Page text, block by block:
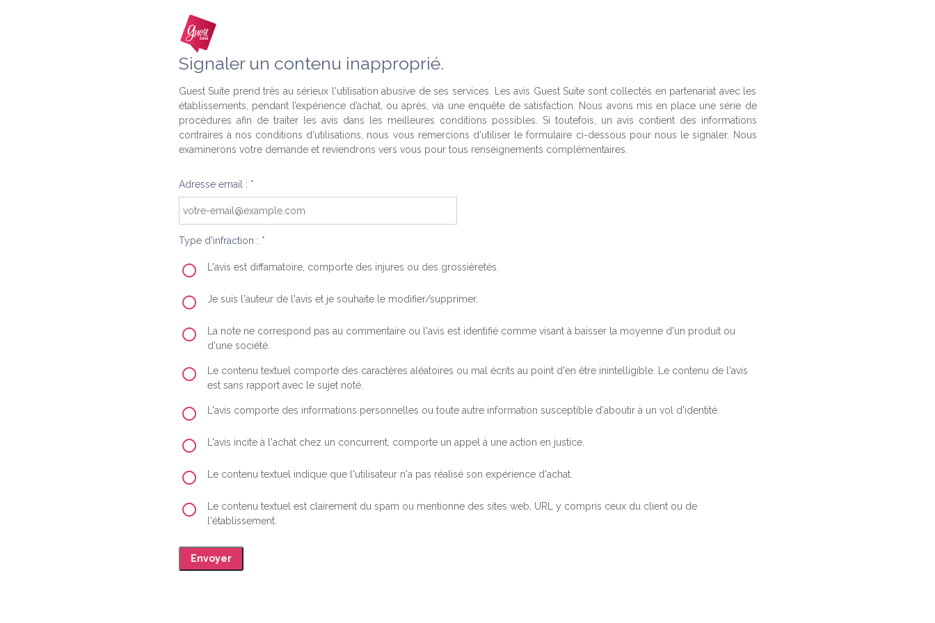
Signaler un contenu inapproprié.
Guest Suite prend très au sérieux l'utilisation abusive de ses services. Les avis Guest Suite sont collectés en partenariat avec les
établissements, pendant l’expérience d’achat, ou après, via une enquête de satisfaction. Nous avons mis en place une série de
procédures afin de traiter les avis dans les meilleures conditions possibles. Si toutefois, un avis contient des informations
contraires à nos conditions d'utilisations, nous vous remercions d'utiliser le formulaire ci-dessous pour nous le signaler. Nous
examinerons votre demande et reviendrons vers vous pour tous renseignements complémentaires.
Adresse email : *
Type d'infraction : *
L'avis est diffamatoire, comporte des injures ou des grossièretés.
Je suis l'auteur de l'avis et je souhaite le modifier/supprimer.
La note ne correspond pas au commentaire ou l'avis est identifié comme visant à baisser la moyenne d'un produit ou
d'une société.
Le contenu textuel comporte des caractères aléatoires ou mal écrits au point d'en être inintelligible. Le contenu de l'avis
est sans rapport avec le sujet noté.
L'avis comporte des informations personnelles ou toute autre information susceptible d'aboutir à un vol d'identité.
L'avis incite à l'achat chez un concurrent, comporte un appel à une action en justice.
Le contenu textuel indique que l'utilisateur n'a pas réalisé son expérience d'achat.
Le contenu textuel est clairement du spam ou mentionne des sites web, URL y compris ceux du client ou de
l'établissement.
Envoyer